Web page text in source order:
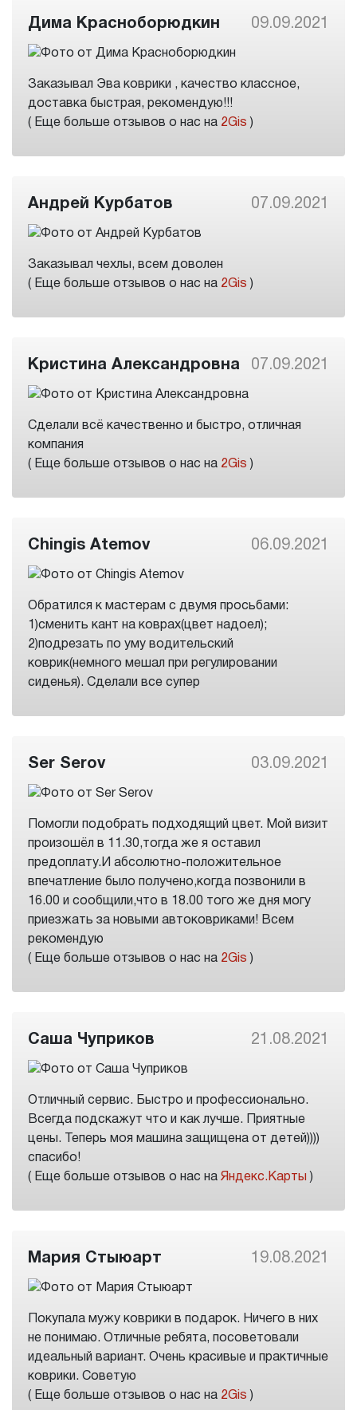
Дима Красноборюдкин 09.09.2021
Заказывал Эва коврики , качество классное,
доставка быстрая, рекомендую!!!
( Еще больше отзывов о нас на 2Gis )
Андрей Курбатов 07.09.2021
Заказывал чехлы, всем доволен
( Еще больше отзывов о нас на 2Gis )
Кристина Александровна 07.09.2021
Сделали всё качественно и быстро, отличная
компания
( Еще больше отзывов о нас на 2Gis )
Chingis Atemov 06.09.2021
Обратился к мастерам с двумя просьбами:
1)сменить кант на коврах(цвет надоел);
2)подрезать по уму водительский
коврик(немного мешал при регулировании
сиденья). Сделали все супер
Ser Serov 03.09.2021
Помогли подобрать подходящий цвет. Мой визит
произошёл в 11.30,тогда же я оставил
предоплату.И абсолютно-положительное
впечатление было получено,когда позвонили в
16.00 и сообщили,что в 18.00 того же дня могу
приезжать за новыми автоковриками! Всем
рекомендую
( Еще больше отзывов о нас на 2Gis )
Саша Чуприков 21.08.2021
Отличный сервис. Быстро и профессионально.
Всегда подскажут что и как лучше. Приятные
цены. Теперь моя машина защищена от детей))))
спасибо!
( Еще больше отзывов о нас на Яндекс.Карты )
Мария Стыюарт 19.08.2021
Покупала мужу коврики в подарок. Ничего в них
не понимаю. Отличные ребята, посоветовали
идеальный вариант. Очень красивые и практичные
коврики. Советую
( Еще больше отзывов о нас на 2Gis )